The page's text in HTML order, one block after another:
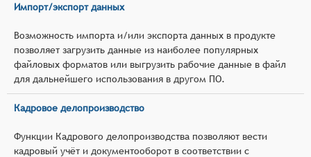
Импорт/экспорт данных
Возможность импорта и/или экспорта данных в продукте
позволяет загрузить данные из наиболее популярных
файловых форматов или выгрузить рабочие данные в файл
для дальнейшего использования в другом ПО.
Кадровое делопроизводство
Функции Кадрового делопроизводства позволяют вести
кадровый учёт и документооборот в соответствии с